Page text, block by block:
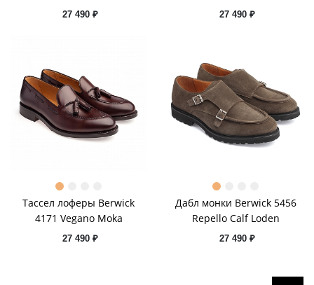
27 490 ₽ 27 490 ₽
Тассел лоферы Berwick
4171 Vegano Moka
27 490 ₽
Дабл монки Berwick 5456
Repello Calf Loden
27 490 ₽